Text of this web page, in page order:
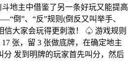
地主中借鉴了另一条好玩又能提高
倒”、“反”规则(倒反又叫举手、
信大家会玩得更刺激！ ♤ 游戏规则
张，留 3 张做底牌，在确定地主
分 发到明牌的玩家首先叫分，然后